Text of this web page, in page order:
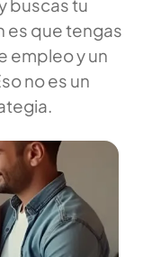
es que tengas
empleo y un
no es un